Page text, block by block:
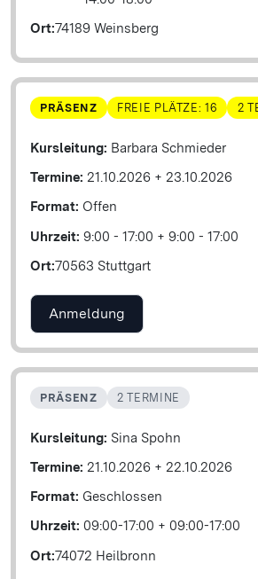
Ort:74189 Weinsberg
PRÄSENZ FREIE PLÄTZE: 16 2
Kursleitung: Barbara Schmieder
Termine: 21.10.2026 + 23.10.2026
Format: Offen
Uhrzeit: 9:00 - 17:00 + 9:00 - 17:00
Ort:70563 Stuttgart
Anmeldung
PRÄSENZ 2 TERMINE
Kursleitung: Sina Spohn
Termine: 21.10.2026 + 22.10.2026
Format: Geschlossen
Uhrzeit: 09:00-17:00 + 09:00-17:00
Ort:74072 Heilbronn